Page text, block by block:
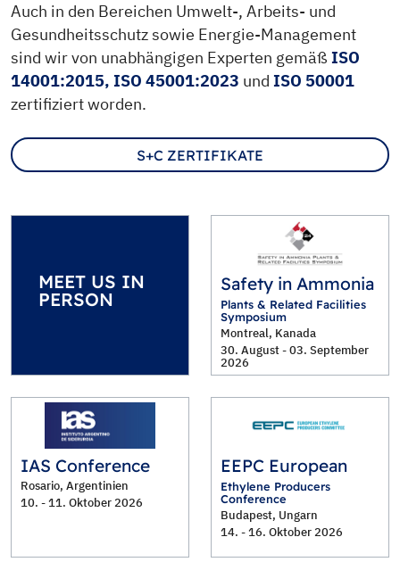
Auch in den Bereichen Umwelt-, Arbeits- und
Gesundheitsschutz sowie Energie-Management
sind wir von unabhängigen Experten gemäß ISO
14001:2015, ISO 45001:2023 und ISO 50001
zertifiziert worden.
S+C ZERTIFIKATE
MEET US IN
PERSON
Safety in Ammonia
Plants & Related Facilities
Symposium
Montreal, Kanada
30. August - 03. September
2026
IAS Conference
Rosario, Argentinien
10. - 11. Oktober 2026
EEPC European
Ethylene Producers
Conference
Budapest, Ungarn
14. - 16. Oktober 2026